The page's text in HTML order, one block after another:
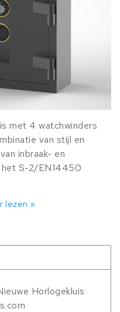
met 4 watchwinders
van stijl en
inbraak- en
het S-2/EN14450
lezen »
Horlogekluis